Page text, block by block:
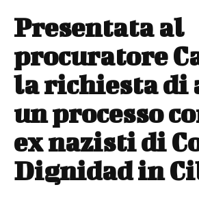
Presentata al
procuratore
la richiesta di
un processo
ex nazisti di
Dignidad in